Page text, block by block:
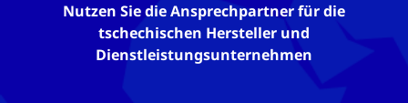
Nutzen Sie die Ansprechpartner für die
tschechischen Hersteller und
Dienstleistungsunternehmen